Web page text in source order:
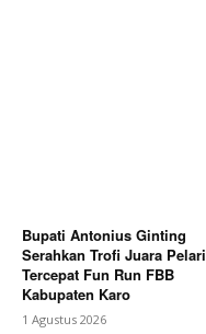
Bupati Antonius Ginting
Serahkan Trofi Juara Pelari
Tercepat Fun Run FBB
Kabupaten Karo
1 Agustus 2026